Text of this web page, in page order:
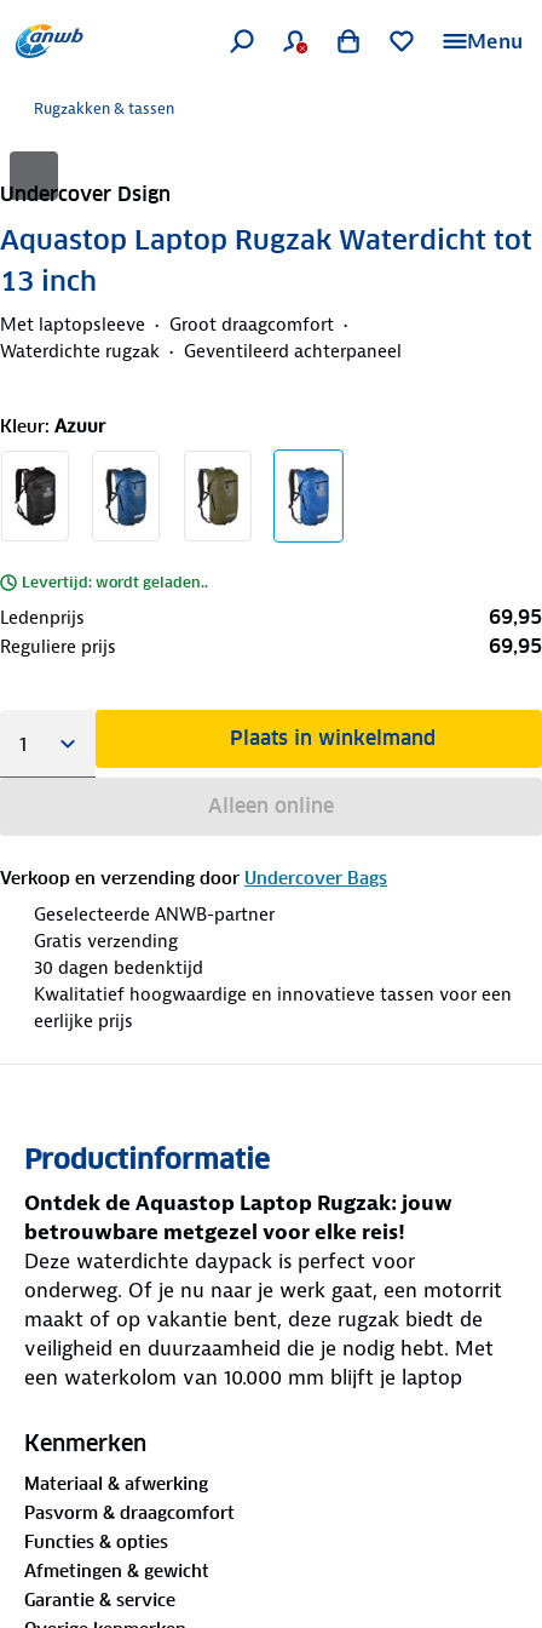
Menu
Rugzakken & tassen
Undercover Dsign
Aquastop Laptop Rugzak Waterdicht tot
13 inch
Met laptopsleeve
Groot draagcomfort
Waterdichte rugzak
Geventileerd achterpaneel
Kleur: Azuur
Levertijd: wordt geladen..
Ledenprijs 69,95
Reguliere prijs 69,95
Plaats in winkelmand
Alleen online
Verkoop en verzending door Undercover Bags
Geselecteerde ANWB-partner
Gratis verzending
30 dagen bedenktijd
Kwalitatief hoogwaardige en innovatieve tassen voor een
eerlijke prijs
Productinformatie
Ontdek de Aquastop Laptop Rugzak: jouw
betrouwbare metgezel voor elke reis!
Deze waterdichte daypack is perfect voor
onderweg. Of je nu naar je werk gaat, een motorrit
maakt of op vakantie bent, deze rugzak biedt de
veiligheid en duurzaamheid die je nodig hebt. Met
een waterkolom van 10.000 mm blijft je laptop
Wat maakt dit product uniek?
De Aquastop Laptop Rugzak is ontworpen met het
oog opmobiliteit
100% waterdichte materiaal en de gesealde naden
zorgen ervoor dat je spullen altijd veilig zijn. Met
Kenmerken
Materiaal & afwerking
Pasvorm & draagcomfort
Functies & opties
Afmetingen & gewicht
Garantie & service